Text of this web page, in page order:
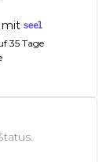
mit
35 Tage